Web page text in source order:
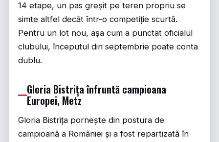
14 etape, un pas greșit pe teren propriu se
simte altfel decât într-o competiție scurtă.
Pentru un lot nou, așa cum a punctat oficialul
clubului, începutul din septembrie poate conta
dublu.
Gloria Bistrița înfruntă campioana
Europei, Metz
Gloria Bistrița pornește din postura de
campioană a României și a fost repartizată în